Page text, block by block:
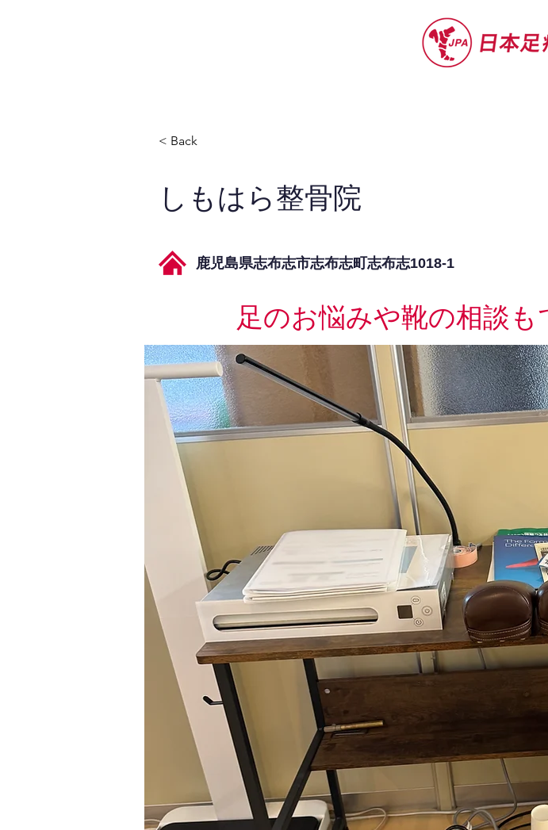
< Back
しもはら整骨院
鹿児島県志布志市志布志町志布志1018-1
足のお悩みや靴の相談